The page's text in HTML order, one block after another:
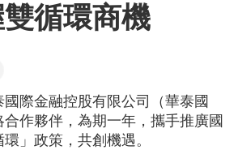
循環商機
際金融控股有限公司（華泰國
作夥伴，為期一年，攜手推廣國
」政策，共創機遇。